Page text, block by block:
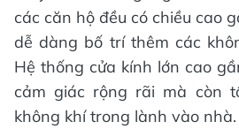
Không gian sống ngập